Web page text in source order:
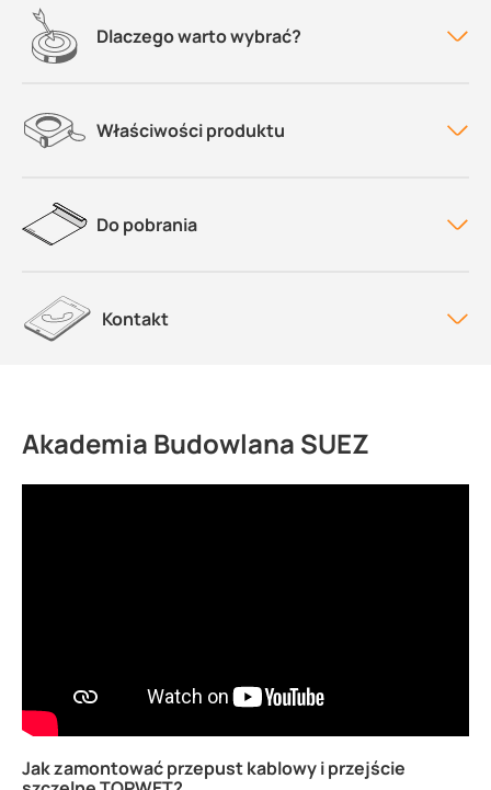
Dlaczego warto wybrać?
Właściwości produktu
Do pobrania
Kontakt
Akademia Budowlana SUEZ
Jak zamontować przepust kablowy i przejście